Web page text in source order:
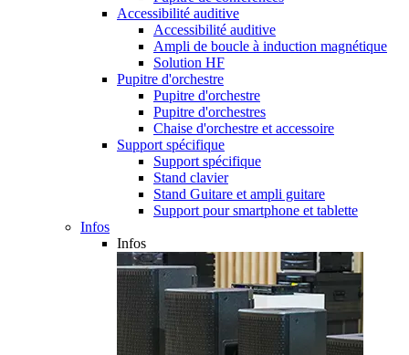
Accessibilité auditive
Accessibilité auditive
Ampli de boucle à induction magnétique
Solution HF
Pupitre d'orchestre
Pupitre d'orchestre
Pupitre d'orchestres
Chaise d'orchestre et accessoire
Support spécifique
Support spécifique
Stand clavier
Stand Guitare et ampli guitare
Support pour smartphone et tablette
Infos
Infos